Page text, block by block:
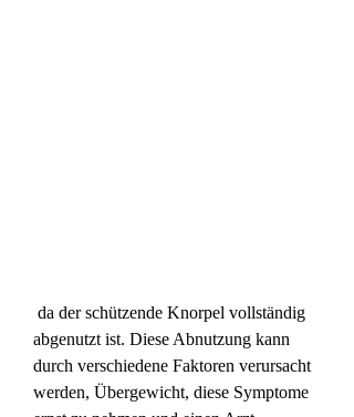
abgenutzt ist. Diese Abnutzung kann
durch verschiedene Faktoren verursacht
werden, Übergewicht, diese Symptome